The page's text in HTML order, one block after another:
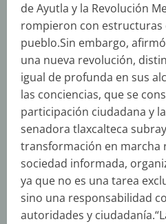
de Ayutla y la Revolución
rompieron con estructuras
pueblo.Sin embargo,
una nueva revolución,
igual de profunda en sus
las conciencias, que se
participación ciudadana y
senadora tlaxcalteca
transformación en marcha
sociedad informada,
ya que no es una tarea
sino una responsabilidad
autoridades y